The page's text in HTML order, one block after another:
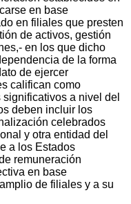
en base
en filiales que presten
de activos, gestión
en los que dicho
de la forma
de ejercer
califican como
a nivel del
deben incluir los
celebrados
y otra entidad del
a los Estados
remuneración
en base
de filiales y a su